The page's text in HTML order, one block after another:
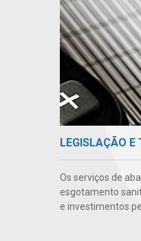
LEGISLAÇÃO E
Os serviços de
esgotamento
e investimentos